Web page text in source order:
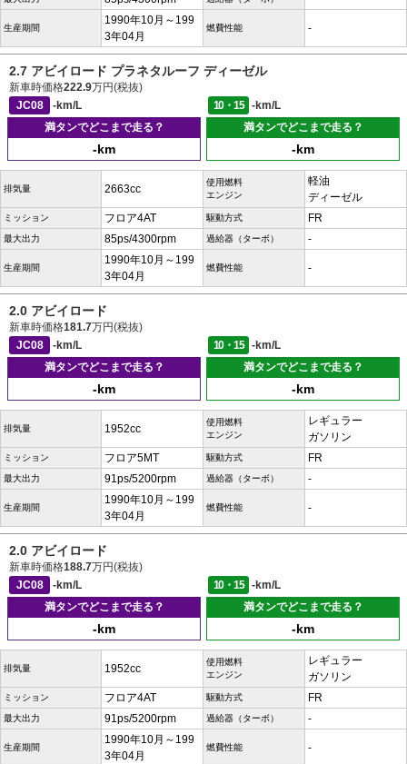
生産期間
1990年10月～199
3年04月
燃費性能 -
2.7 アビイロード プラネタルーフ ディーゼル
新車時価格222.9万円(税抜)
JC08
-km/L 10・15
-km/L
満タンでどこまで走る？
-km
満タンでどこまで走る？
-km
排気量 2663cc
使用燃料
エンジン
軽油
ディーゼル
ミッション フロア4AT 駆動方式 FR
最大出力 85ps/4300rpm 過給器（ターボ） -
生産期間
1990年10月～199
3年04月
燃費性能 -
2.0 アビイロード
新車時価格181.7万円(税抜)
JC08
-km/L 10・15
-km/L
満タンでどこまで走る？
-km
満タンでどこまで走る？
-km
排気量 1952cc
使用燃料
エンジン
レギュラー
ガソリン
ミッション フロア5MT 駆動方式 FR
最大出力 91ps/5200rpm 過給器（ターボ） -
生産期間
1990年10月～199
3年04月
燃費性能 -
2.0 アビイロード
新車時価格188.7万円(税抜)
JC08
-km/L 10・15
-km/L
満タンでどこまで走る？
-km
満タンでどこまで走る？
-km
排気量 1952cc
使用燃料
エンジン
レギュラー
ガソリン
ミッション フロア4AT 駆動方式 FR
最大出力 91ps/5200rpm 過給器（ターボ） -
生産期間
1990年10月～199
3年04月
燃費性能 -